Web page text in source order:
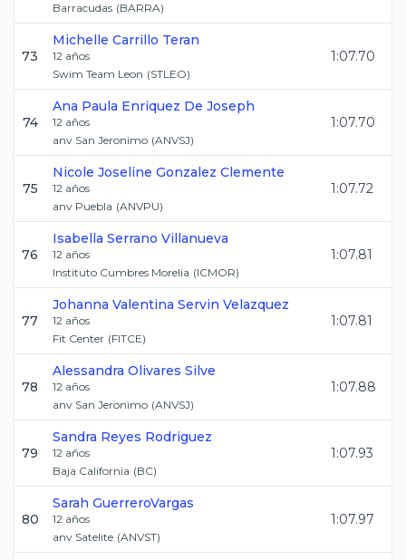
Barracudas (BARRA)
73
Michelle Carrillo Teran
12 años
Swim Team Leon (STLEO)
1:07.70
74
Ana Paula Enriquez De Joseph
12 años
anv San Jeronimo (ANVSJ)
1:07.70
75
Nicole Joseline Gonzalez Clemente
12 años
anv Puebla (ANVPU)
1:07.72
76
Isabella Serrano Villanueva
12 años
Instituto Cumbres Morelia (ICMOR)
1:07.81
77
Johanna Valentina Servin Velazquez
12 años
Fit Center (FITCE)
1:07.81
78
Alessandra Olivares Silve
12 años
anv San Jeronimo (ANVSJ)
1:07.88
79
Sandra Reyes Rodriguez
12 años
Baja California (BC)
1:07.93
80
Sarah GuerreroVargas
12 años
anv Satelite (ANVST)
1:07.97